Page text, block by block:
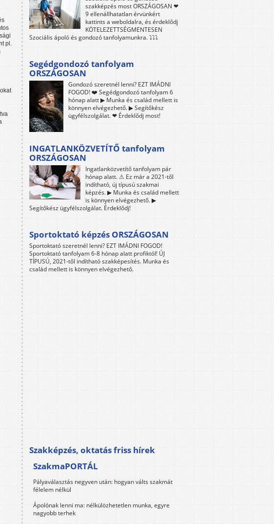
pl.
szakképzés most ORSZÁGOSAN ❤
9 ellenállhatatlan érvünkért
kattints a weboldalra, és érdeklődj
KÖTELEZETTSÉGMENTESEN
Szociális ápoló és gondozó tanfolyamunkra. ⤵⤵⤵
Segédgondozó tanfolyam
ORSZÁGOSAN
Gondozó szeretnél lenni? EZT IMÁDNI
FOGOD! ❤️ Segédgondozó tanfolyam 6
hónap alatt ▶ Munka és család mellett is
könnyen elvégezhető. ▶ Segítőkész
ügyfélszolgálat. ❤ Érdeklődj most!
INGATLANKÖZVETÍTŐ tanfolyam
ORSZÁGOSAN
Ingatlanközvetítő tanfolyam pár
hónap alatt. ⚠ Ez már a 2021-től
indítható, új típusú szakmai
képzés. ▶ Munka és család mellett
is könnyen elvégezhető. ▶
Segítőkész ügyfélszolgálat. Érdeklődj!
Sportoktató képzés ORSZÁGOSAN
Sportoktató szeretnél lenni? EZT IMÁDNI FOGOD!
Sportoktató tanfolyam 6-8 hónap alatt profiktól! ÚJ
TÍPUSÚ, 2021-től indítható szakképesítés. Munka és
család mellett is könnyen elvégezhető.
Szakképzés, oktatás friss hírek
SzakmaPORTÁL
Pályaválasztás negyven után: hogyan válts szakmát
félelem nélkül
Ápolónak lenni ma: nélkülözhetetlen munka, egyre
nagyobb terhek